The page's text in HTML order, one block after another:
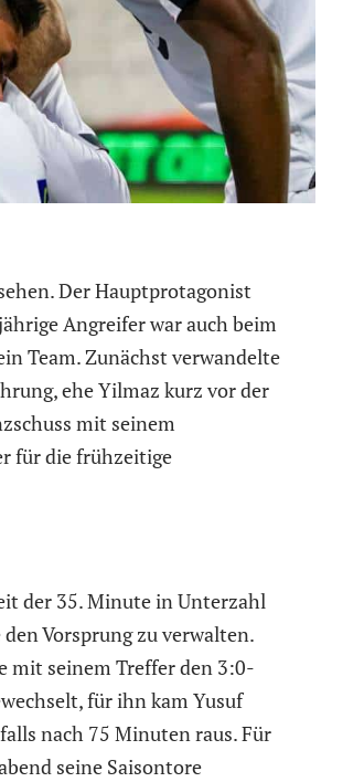
Der Hauptprotagonist
Angreifer war auch beim
Team. Zunächst verwandelte
ehe Yilmaz kurz vor der
mit seinem
für die frühzeitige
der 35. Minute in Unterzahl
Vorsprung zu verwalten.
mit seinem Treffer den 3:0-
für ihn kam Yusuf
nach 75 Minuten raus. Für
seine Saisontore